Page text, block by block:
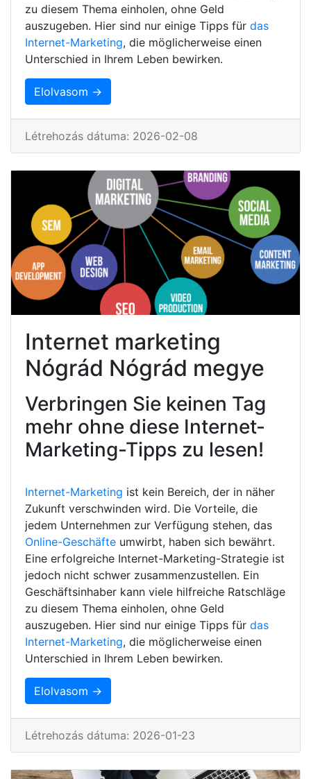
zu diesem Thema einholen, ohne Geld
auszugeben. Hier sind nur einige Tipps für das
Internet-Marketing, die möglicherweise einen
Unterschied in Ihrem Leben bewirken.
Elolvasom →
Létrehozás dátuma: 2026-02-08
Internet marketing
Nógrád Nógrád megye
Verbringen Sie keinen Tag
mehr ohne diese Internet-
Marketing-Tipps zu lesen!
Internet-Marketing ist kein Bereich, der in näher
Zukunft verschwinden wird. Die Vorteile, die
jedem Unternehmen zur Verfügung stehen, das
Online-Geschäfte umwirbt, haben sich bewährt.
Eine erfolgreiche Internet-Marketing-Strategie ist
jedoch nicht schwer zusammenzustellen. Ein
Geschäftsinhaber kann viele hilfreiche Ratschläge
zu diesem Thema einholen, ohne Geld
auszugeben. Hier sind nur einige Tipps für das
Internet-Marketing, die möglicherweise einen
Unterschied in Ihrem Leben bewirken.
Elolvasom →
Létrehozás dátuma: 2026-01-23